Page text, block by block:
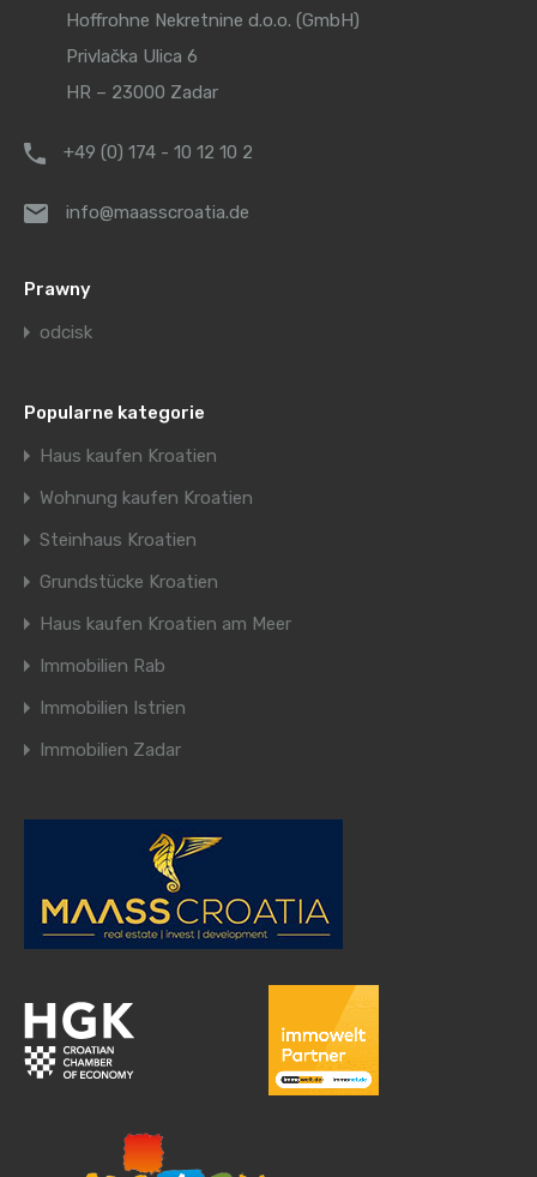
Hoffrohne Nekretnine d.o.o. (GmbH)
Privlačka Ulica 6
HR – 23000 Zadar
+49 (0) 174 - 10 12 10 2
info@maasscroatia.de
Prawny
odcisk
Popularne kategorie
Haus kaufen Kroatien
Wohnung kaufen Kroatien
Steinhaus Kroatien
Grundstücke Kroatien
Haus kaufen Kroatien am Meer
Immobilien Rab
Immobilien Istrien
Immobilien Zadar